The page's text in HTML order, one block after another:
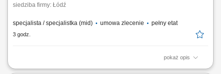
siedziba firmy: Łódź
specjalista / specjalistka (mid) umowa zlecenie pełny etat
3 godz.
pokaż opis
Prowadzenie kursu / szkolenia: Pierwsza pomoc pediatryczna; Czas